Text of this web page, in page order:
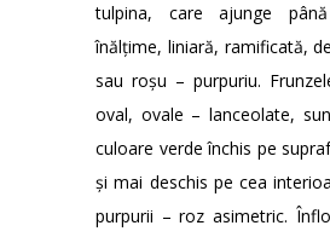
tulpina, care ajunge
înălțime, liniară, ramificată,
sau roșu – purpuriu.
oval, ovale – lanceolate,
culoare verde închis pe
și mai deschis pe cea
purpurii – roz asimetric.